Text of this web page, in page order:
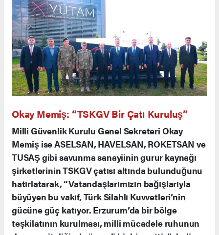
Okay Memiş: “TSKGV Bir Çatı Kuruluş”
Milli Güvenlik Kurulu Genel Sekreteri Okay
Memiş ise ASELSAN, HAVELSAN, ROKETSAN ve
TUSAŞ gibi savunma sanayiinin gurur kaynağı
şirketlerinin TSKGV çatısı altında bulunduğunu
hatırlatarak, “Vatandaşlarımızın bağışlarıyla
büyüyen bu vakıf, Türk Silahlı Kuvvetleri’nin
gücüne güç katıyor. Erzurum’da bir bölge
teşkilatının kurulması, milli mücadele ruhunun